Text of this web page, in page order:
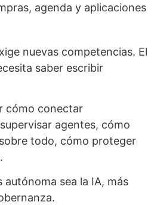
agenda y aplicaciones
nuevas competencias. El
saber escribir
cómo conectar
agentes, cómo
todo, cómo proteger
autónoma sea la IA, más